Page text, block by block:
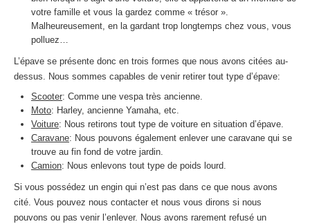
votre famille et vous la gardez comme « trésor ».
Malheureusement, en la gardant trop longtemps chez vous, vous
polluez…
L’épave se présente donc en trois formes que nous avons citées au-
dessus. Nous sommes capables de venir retirer tout type d’épave:
Scooter: Comme une vespa très ancienne.
Moto: Harley, ancienne Yamaha, etc.
Voiture: Nous retirons tout type de voiture en situation d’épave.
Caravane: Nous pouvons également enlever une caravane qui se
trouve au fin fond de votre jardin.
Camion: Nous enlevons tout type de poids lourd.
Si vous possédez un engin qui n’est pas dans ce que nous avons
cité. Vous pouvez nous contacter et nous vous dirons si nous
pouvons ou pas venir l’enlever. Nous avons rarement refusé un